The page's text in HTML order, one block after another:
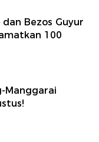
Bezos Guyur
100
Manggarai